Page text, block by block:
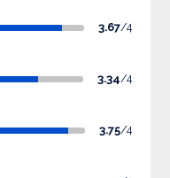
3.67/4
3.34/4
3.75/4